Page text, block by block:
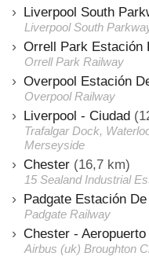
Liverpool South
Liverpool South
Orrell Park Estación
Orrell Park Railway
Overpool Estación
Overpool Railway
Liverpool - Ciudad
Trafalgar Dock,
Merseyside
Chester (16,7 km)
15 Sealand Industrial
Padgate Estación
Padgate Railway
Chester - Aeropuerto
Airbus (uk) Broughton